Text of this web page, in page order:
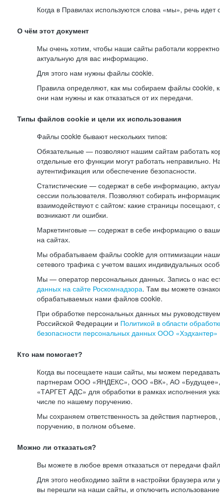
Когда в Правилах используются слова «мы», речь
О чём этот документ
Мы очень хотим, чтобы наши сайты работали
актуальную для вас информацию.
Для этого нам нужны файлы cookie.
Правила определяют, как мы собираем файлы cookie,
они нам нужны и как отказаться от их передачи.
Типы файлов cookie и цели их использования
Файлы cookie бывают нескольких типов:
Обязательные — позволяют нашим сайтам работать
отдельные его функции могут работать неправильно.
аутентификация или обеспечение безопасности.
Статистические — содержат в себе информацию,
сессии пользователя. Позволяют собирать
взаимодействуют с сайтом: какие страницы посещают,
возникают ли ошибки.
Маркетинговые — содержат в себе информацию о
на сайтах.
Мы обрабатываем файлы cookie для оптимизации
сетевого трафика с учетом ваших индивидуальных
Мы — оператор персональных данных. Запись о нас
данных на сайте Роскомнадзора. Там вы можете
обрабатываемых нами файлов cookie.
При обработке персональных данных мы
Российской Федерации и Политикой в области
безопасности персональных данных ООО «Хэдхантер»
Кто нам помогает?
Когда вы посещаете наши сайты, мы можем
партнерам ООО «ЯНДЕКС», ООО «ВК», АО
«ТАРГЕТ АДС» для обработки в рамках исполнения
числе по нашему поручению.
Мы сохраняем ответственность за действия
поручению, в полном объеме.
Можно ли отказаться?
Вы можете в любое время отказаться от передачи
Для этого необходимо зайти в настройки браузера или
вы перешли на наши сайты, и отключить